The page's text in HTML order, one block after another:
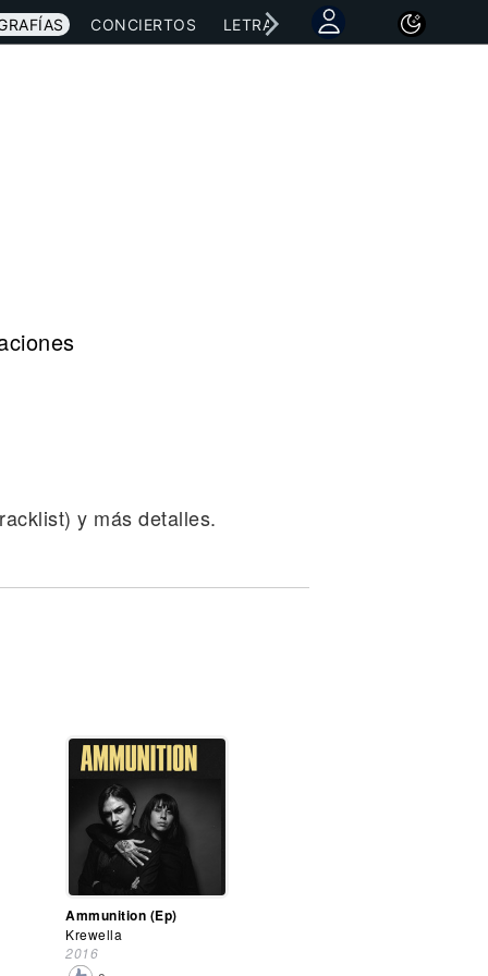
CONCIERTOS LETRAS NOTICIAS
y más detalles.
Ammunition (Ep)
Krewella
2016